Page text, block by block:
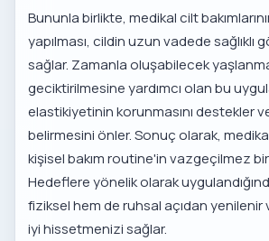
Bununla birlikte, medikal cilt
yapılması, cildin uzun vadede sağlıklı
sağlar. Zamanla oluşabilecek
geciktirilmesine yardımcı olan bu
elastikiyetinin korunmasını destekler
belirmesini önler. Sonuç olarak, medikal
kişisel bakım routine'in vazgeçilmez bir
Hedeflere yönelik olarak
fiziksel hem de ruhsal açıdan yenilenir
iyi hissetmenizi sağlar.